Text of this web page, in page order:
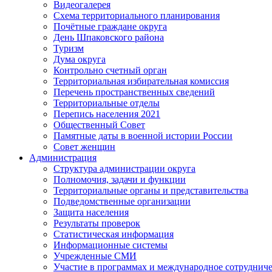
Видеогалерея
Схема территориального планирования
Почётные граждане округа
День Шпаковского района
Туризм
Дума округа
Контрольно счетный орган
Территориальная избирательная комиссия
Перечень пространственных сведений
Территориальные отделы
Перепись населения 2021
Общественный Совет
Памятные даты в военной истории России
Совет женщин
Администрация
Структура администрации округа
Полномочия, задачи и функции
Территориальные органы и представительства
Подведомственные организации
Защита населения
Результаты проверок
Статистическая информация
Информационные системы
Учрежденные СМИ
Участие в программах и международное